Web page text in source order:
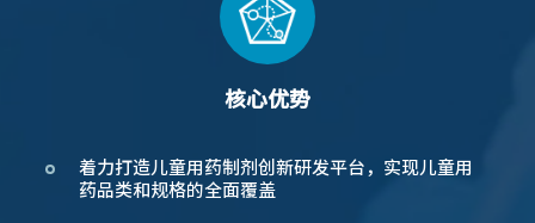
核心优势
着力打造儿童用药制剂创新研发平台，实现儿童用
药品类和规格的全面覆盖